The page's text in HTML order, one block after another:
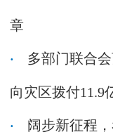
章
多部门联合
向灾区拨付11.9
阔步新征程